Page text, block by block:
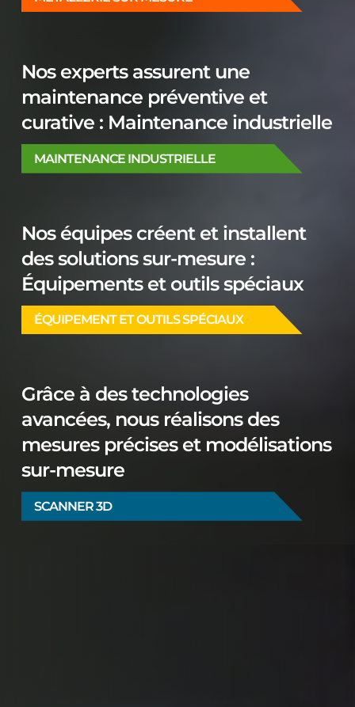
Nos experts assurent une
maintenance préventive et
curative : Maintenance industrielle
MAINTENANCE INDUSTRIELLE
Nos équipes créent et installent
des solutions sur-mesure :
Équipements et outils spéciaux
ÉQUIPEMENT ET OUTILS SPÉCIAUX
Grâce à des technologies
avancées, nous réalisons des
mesures précises et modélisations
sur-mesure
SCANNER 3D